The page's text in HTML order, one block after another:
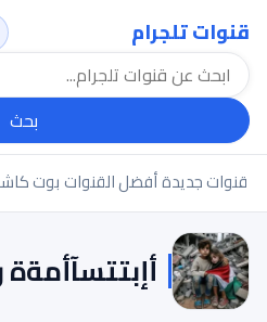
قنوات تلجرام
بحث
قنوات جديدةأفضل القنواتبوت